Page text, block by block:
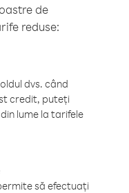
de
reduse:
dvs. când
credit, puteți
lume la tarifele
să efectuați